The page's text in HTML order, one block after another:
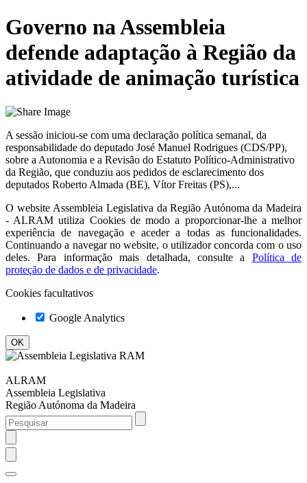
Governo na Assembleia
defende adaptação à Região da
atividade de animação turística
A sessão iniciou-se com uma declaração política semanal, da
responsabilidade do deputado José Manuel Rodrigues (CDS/PP),
sobre a Autonomia e a Revisão do Estatuto Político-Administrativo
da Região, que conduziu aos pedidos de esclarecimento dos
deputados Roberto Almada (BE), Vítor Freitas (PS),...
O website Assembleia Legislativa da Região Autónoma da Madeira
- ALRAM utiliza Cookies de modo a proporcionar-lhe a melhor
experiência de navegação e aceder a todas as funcionalidades.
Continuando a navegar no website, o utilizador concorda com o uso
deles. Para informação mais detalhada, consulte a
Política de
proteção de dados e de privacidade.
Cookies facultativos
Google Analytics
ALRAM
Assembleia Legislativa
Região Autónoma da Madeira